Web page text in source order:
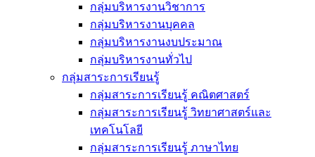
กลุ่มบริหารงานวิชาการ
กลุ่มบริหารงานบุคคล
กลุ่มบริหารงานงบประมาณ
กลุ่มบริหารงานทั่วไป
กลุ่มสาระการเรียนรู้
กลุ่มสาระการเรียนรู้ คณิตศาสตร์
กลุ่มสาระการเรียนรู้ วิทยาศาสตร์และ
เทคโนโลยี
กลุ่มสาระการเรียนรู้ ภาษาไทย